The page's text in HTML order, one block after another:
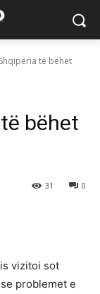
të bëhet
bëhet
0
31
vizitoi sot
problemet e